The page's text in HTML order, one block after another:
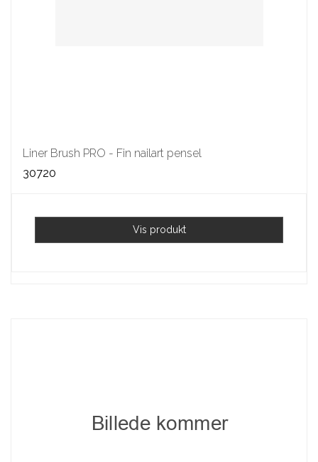
Liner Brush PRO - Fin nailart pensel
30720
Vis produkt